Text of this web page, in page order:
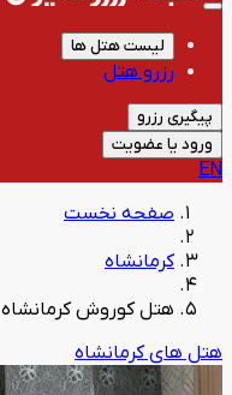
لیست هتل ها
رزرو هتل
پیگیری رزرو
ورود یا عضویت
EN
صفحه نخست
کرمانشاه
هتل کوروش کرمانشاه
هتل های کرمانشاه